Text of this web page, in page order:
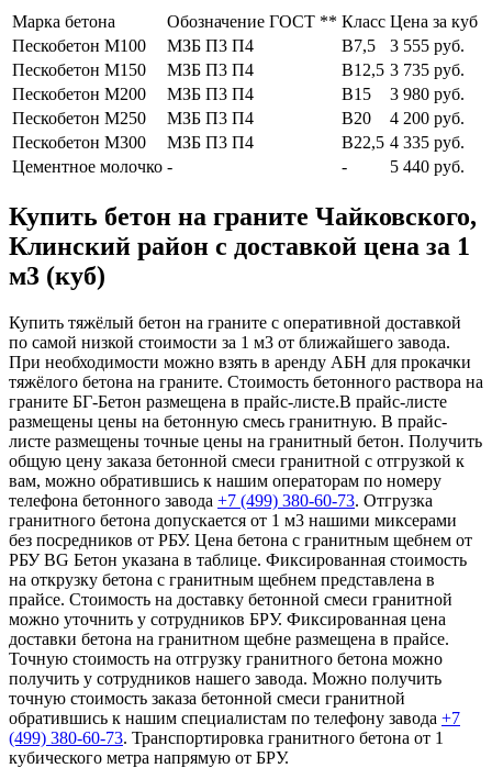
Марка бетона Обозначение ГОСТ ** Класс Цена за куб
Пескобетон М100
МЗБ П3 П4 В7,5
3 555 руб.
Пескобетон М150
МЗБ П3 П4 В12,5 3 735 руб.
Пескобетон М200
МЗБ П3 П4 В15
3 980 руб.
Пескобетон М250
МЗБ П3 П4 В20
4 200 руб.
Пескобетон М300
МЗБ П3 П4 В22,5 4 335 руб.
Цементное молочко - - 5 440 руб.
Купить бетон на граните Чайковского,
Клинский район с доставкой цена за 1
м3 (куб)
Купить тяжёлый бетон на граните с оперативной доставкой
по самой низкой стоимости за 1 м3 от ближайшего завода.
При необходимости можно взять в аренду АБН для прокачки
тяжёлого бетона на граните. Стоимость бетонного раствора на
граните БГ-Бетон размещена в прайс-листе.В прайс-листе
размещены цены на бетонную смесь гранитную. В прайс-
листе размещены точные цены на гранитный бетон. Получить
общую цену заказа бетонной смеси гранитной с отгрузкой к
вам, можно обратившись к нашим операторам по номеру
телефона бетонного завода +7 (499) 380-60-73. Отгрузка
гранитного бетона допускается от 1 м3 нашими миксерами
без посредников от РБУ. Цена бетона с гранитным щебнем от
РБУ BG Бетон указана в таблице. Фиксированная стоимость
на открузку бетона с гранитным щебнем представлена в
прайсе. Стоимость на доставку бетонной смеси гранитной
можно уточнить у сотрудников БРУ. Фиксированная цена
доставки бетона на гранитном щебне размещена в прайсе.
Точную стоимость на отгрузку гранитного бетона можно
получить у сотрудников нашего завода. Можно получить
точную стоимость заказа бетонной смеси гранитной
обратившись к нашим специалистам по телефону завода +7
(499) 380-60-73. Транспортировка гранитного бетона от 1
кубического метра напрямую от БРУ.